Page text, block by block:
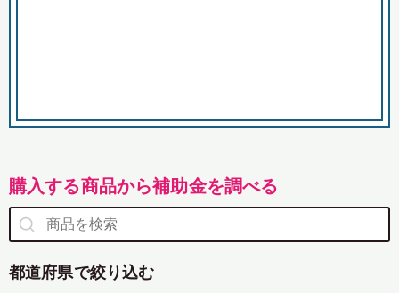
購入する商品から補助金を調べる
都道府県で絞り込む